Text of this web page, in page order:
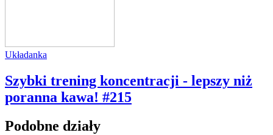
Układanka
Szybki trening koncentracji - lepszy niż
poranna kawa! #215
Podobne działy